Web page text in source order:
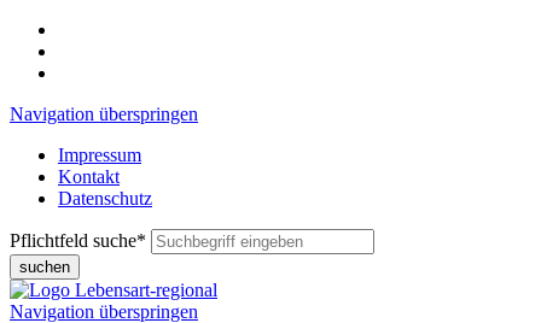
Navigation überspringen
Impressum
Kontakt
Datenschutz
Pflichtfeld suche*
suchen
Navigation überspringen